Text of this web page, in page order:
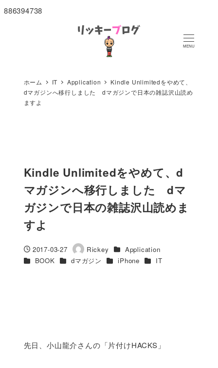
886394738
MENU
ホーム IT Application
Kindle Unlimitedをやめて、
dマガジンへ移行しました dマガジンで日本の雑誌沢山読め
ますよ
Kindle Unlimitedをやめて、d
マガジンへ移行しました dマ
ガジンで日本の雑誌沢山読めま
すよ
投稿日
2017-03-27
著
者
Rickey カテゴリー
Application
カテゴリー
BOOK カテゴリー
dマガジン カテゴリー
iPhone カテゴリー
IT
先日、小山龍介さんの「片付けHACKS」